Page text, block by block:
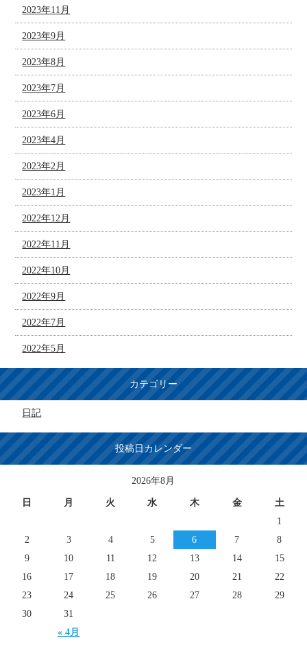
2023年11月
2023年9月
2023年8月
2023年7月
2023年6月
2023年4月
2023年2月
2023年1月
2022年12月
2022年11月
2022年10月
2022年9月
2022年7月
2022年5月
カテゴリー
日記
投稿日カレンダー
2026年8月
日 月 火 水 木 金 土
« 4月
1
2
3 4 5 6 7
8
9
10 11 12 13 14
15
16
17 18 19 20 21
22
23
24 25 26 27 28
29
30
31